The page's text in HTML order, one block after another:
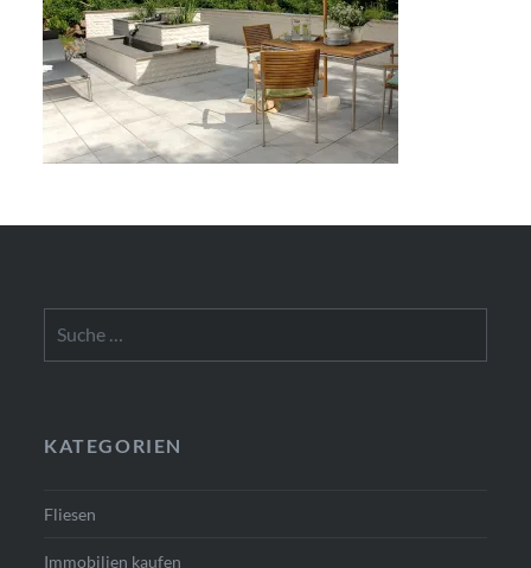
nach:
KATEGORIEN
Fliesen
Immobilien kaufen